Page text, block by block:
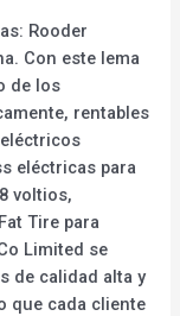
Rooder
Con este lema
de los
rentables
eléctricas para
voltios,
Tire para
Limited se
de calidad alta y
que cada cliente